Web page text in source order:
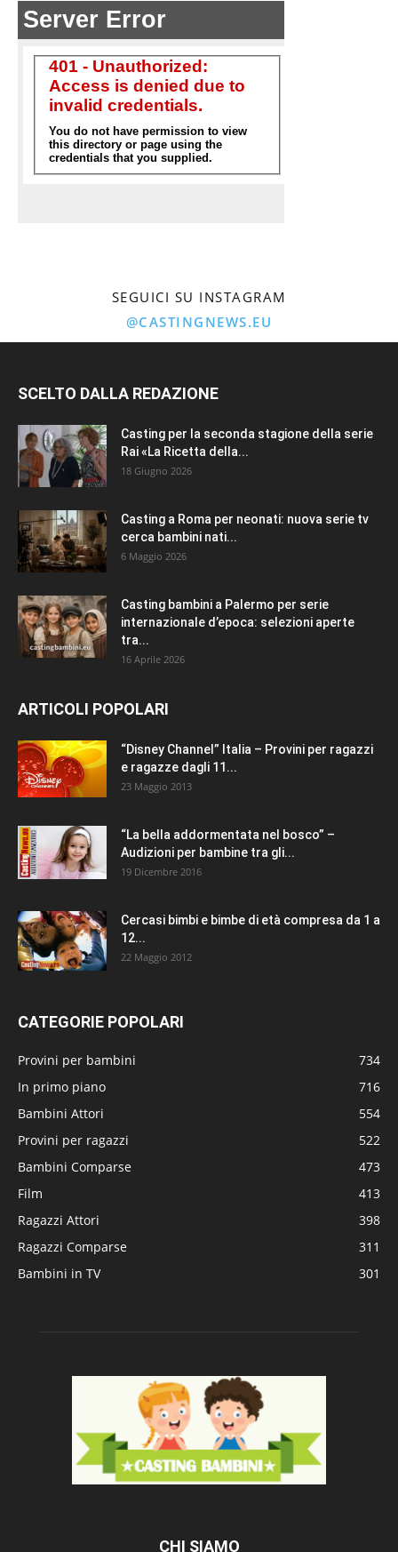
SEGUICI SU INSTAGRAM
@CASTINGNEWS.EU
SCELTO DALLA REDAZIONE
Casting per la seconda stagione della serie
Rai «La Ricetta della...
18 Giugno 2026
Casting a Roma per neonati: nuova serie tv
cerca bambini nati...
6 Maggio 2026
Casting bambini a Palermo per serie
internazionale d’epoca: selezioni aperte
tra...
16 Aprile 2026
ARTICOLI POPOLARI
“Disney Channel” Italia – Provini per ragazzi
e ragazze dagli 11...
23 Maggio 2013
“La bella addormentata nel bosco” –
Audizioni per bambine tra gli...
19 Dicembre 2016
Cercasi bimbi e bimbe di età compresa da 1 a
12...
22 Maggio 2012
CATEGORIE POPOLARI
Provini per bambini
734
In primo piano
716
Bambini Attori
554
Provini per ragazzi
522
Bambini Comparse
473
Film
413
Ragazzi Attori
398
Ragazzi Comparse
311
Bambini in TV
301
CHI SIAMO